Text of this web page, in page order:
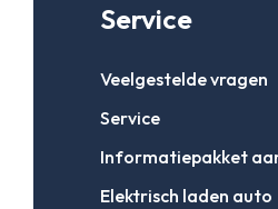
Service
Veelgestelde vragen
Service
Informatiepakket
Elektrisch laden auto